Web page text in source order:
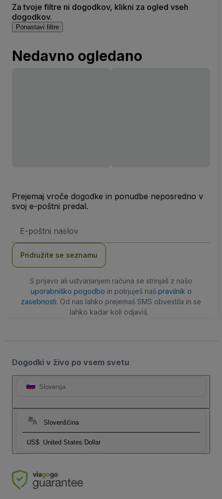
Za tvoje filtre ni dogodkov, klikni za ogled vseh
dogodkov.
Ponastavi filtre
Nedavno ogledano
Prejemaj vroče dogodke in ponudbe neposredno v
svoj e-poštni predal.
naslov
Pridružite se seznamu
S prijavo ali ustvarjanjem računa se strinjaš z našo
uporabniško pogodbo in potrjuješ naš pravilnik o
zasebnosti. Od nas lahko prejemaš SMS obvestila in se
lahko kadar koli odjaviš.
Dogodki v živo po vsem svetu
Slovenija
Slovenščina
US$ United States Dollar